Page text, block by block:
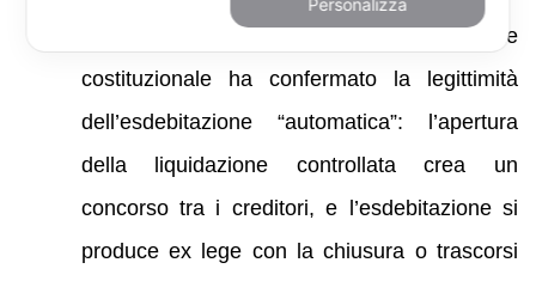
– La Corte
costituzionale ha confermato la legittimità
dell’esdebitazione “automatica”: l’apertura
della liquidazione controllata crea un
concorso tra i creditori, e l’esdebitazione si
produce ex lege con la chiusura o trascorsi
Personalizza